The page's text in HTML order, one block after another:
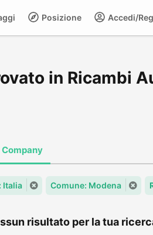
Accedi/
Posizione
in Ricambi
Company
Italia Comune: Modena
risultato per la tua